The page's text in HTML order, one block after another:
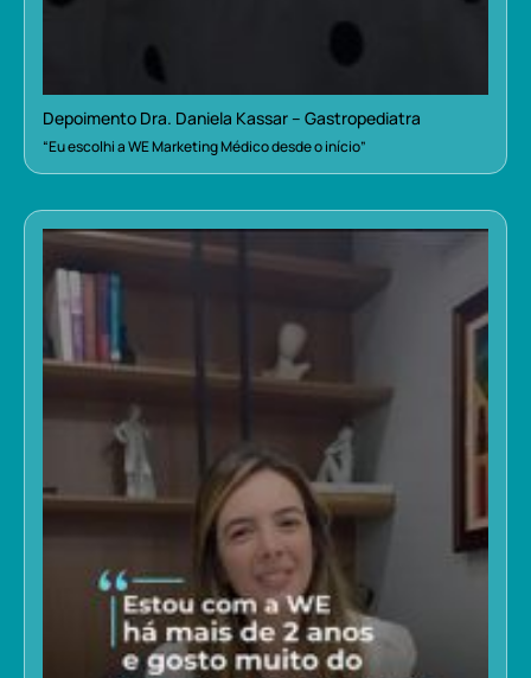
Depoimento Dra. Daniela Kassar – Gastropediatra
“Eu escolhi a WE Marketing Médico desde o início”